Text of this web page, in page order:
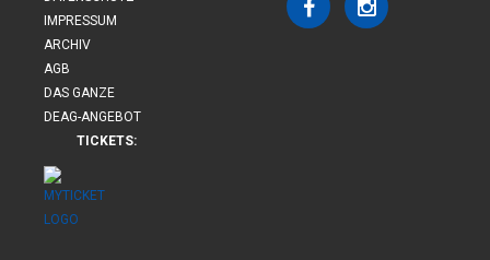
IMPRESSUM
ARCHIV
AGB
DAS GANZE
DEAG-ANGEBOT
TICKETS: